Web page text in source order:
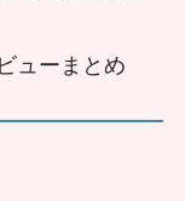
ューまとめ